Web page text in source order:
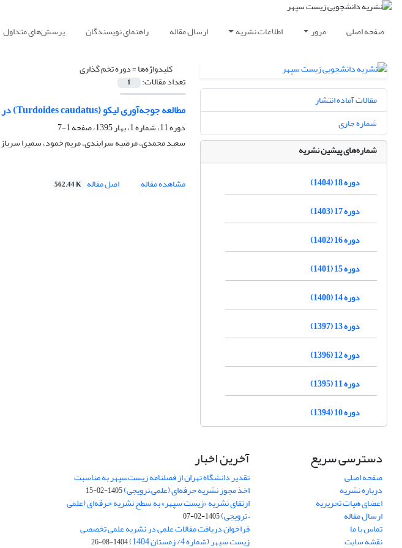
صفحه اصلی مرور اطلاعات نشریه ارسال مقاله راهنمای نویسندگان پرسش‌های متداول
کلیدواژه‌ها =دوره تخم گذاری
تعداد مقالات: 1
مطالعه جوجه‌آوری لیکو (Turdoides caudatus) در سیستان
دوره 11، شماره 1، بهار 1395، صفحه
1-7
سعید محمدی، مرضیه سرابندی، مریم خمود، سمیرا سرباز
مشاهده مقاله اصل مقاله 562.44 K
مقالات آماده انتشار
شماره جاری
شماره‌های پیشین نشریه
دوره 18 (1404)
دوره 17 (1403)
دوره 16 (1402)
دوره 15 (1401)
دوره 14 (1400)
دوره 13 (1397)
دوره 12 (1396)
دوره 11 (1395)
دوره 10 (1394)
دسترسی سریع
صفحه اصلی
درباره نشریه
اعضای هیات تحریریه
ارسال مقاله
تماس با ما
نقشه سایت
آخرین اخبار
تقدیر دانشگاه تهران از فصلنامه زیست‌سپهر به مناسبت
اخذ مجوز نشریه حرفه‌ای (علمی–ترویجی)1405-02-15
ارتقای نشریه «زیست‌ سپهر» به سطح نشریه حرفه‌ای (علمی
– ترویجی)1405-02-07
فراخوان دریافت مقالات علمی در نشریه علمی تخصصی
زیست سپهر (شماره 4/ زمستان 1404) 1404-08-26